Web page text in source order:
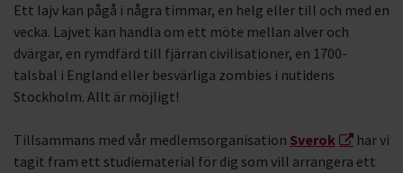
Ett lajv kan pågå i några timmar, en helg eller till och med en
vecka. Lajvet kan handla om ett möte mellan alver och
dvärgar, en rymdfärd till fjärran civilisationer, en 1700-
talsbal i England eller besvärliga zombies i nutidens
Stockholm. Allt är möjligt!
Tillsammans med vår medlemsorganisation Sverok
har vi
tagit fram ett studiematerial för dig som vill arrangera ett